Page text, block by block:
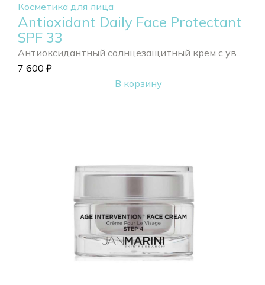
Косметика для лица
Antioxidant Daily Face Protectant
SPF 33
Антиоксидантный солнцезащитный крем с ув...
7 600 ₽
В корзину